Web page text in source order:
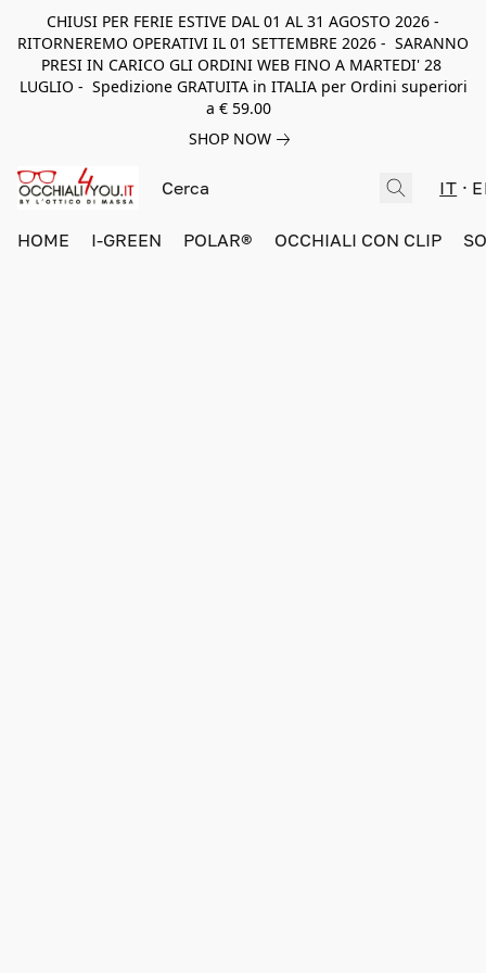
CHIUSI PER FERIE ESTIVE DAL 01 AL 31 AGOSTO 2026 -
RITORNEREMO OPERATIVI IL 01 SETTEMBRE 2026 - SARANNO
PRESI IN CARICO GLI ORDINI WEB FINO A MARTEDI' 28
LUGLIO - Spedizione GRATUITA in ITALIA per Ordini superiori
a € 59.00
SHOP NOW
IT
HOME I-GREEN POLAR® OCCHIALI CON CLIP